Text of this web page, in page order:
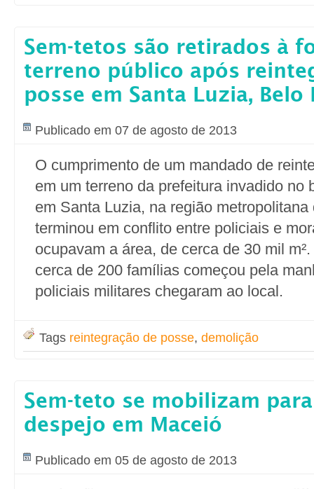
Sem-tetos são retirados à
terreno público após
posse em Santa Luzia,
Publicado em 07 de agosto de 2013
O cumprimento de um mandado de
em um terreno da prefeitura invadido no
em Santa Luzia, na região
terminou em conflito entre policiais e
ocupavam a área, de cerca de 30 mil
cerca de 200 famílias começou pela
policiais militares chegaram ao local.
Tags reintegração de posse, demolição
Sem-teto se mobilizam
despejo em Maceió
Publicado em 05 de agosto de 2013